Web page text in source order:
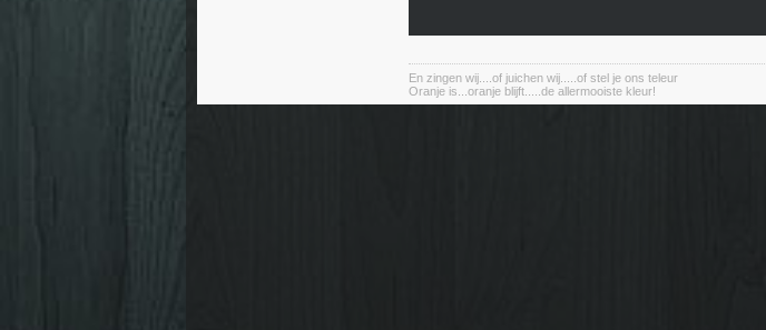
En zingen wij....of juichen wij.....of stel je ons teleur
Oranje is...oranje blijft.....de allermooiste kleur!